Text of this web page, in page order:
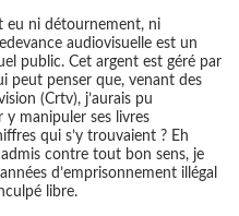
eu ni détournement, ni
audiovisuelle est un
public. Cet argent est géré par
peut penser que, venant des
(Crtv), j’aurais pu
y manipuler ses livres
qui s’y trouvaient ? Eh
admis contre tout bon sens, je
d’emprisonnement illégal
libre.